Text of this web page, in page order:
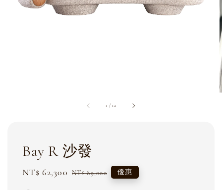
1 / 12
Bay R 沙發
Sale
NT$ 62,300 Regular
NT$ 89,000 優惠